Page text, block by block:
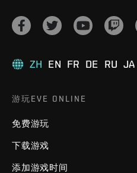
ZH EN FR DE RU JA
游玩EVE ONLINE
免费游玩
下载游戏
添加游戏时间